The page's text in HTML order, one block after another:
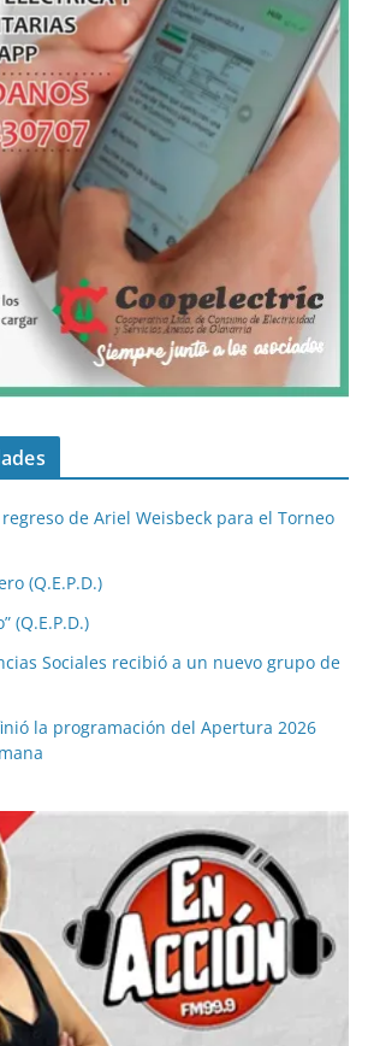
de Ariel Weisbeck para el Torneo
(Q.E.P.D.)
(Q.E.P.D.)
Sociales recibió a un nuevo grupo de
la programación del Apertura 2026